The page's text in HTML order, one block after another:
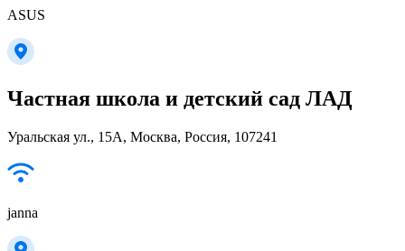
ASUS
Частная школа и детский сад ЛАД
Уральская ул., 15А, Москва, Россия, 107241
janna